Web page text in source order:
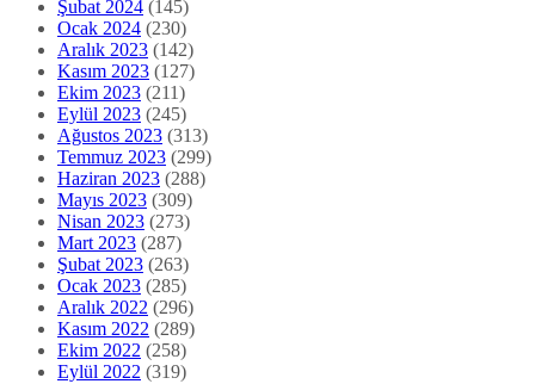
Şubat 2024 (145)
Ocak 2024 (230)
Aralık 2023 (142)
Kasım 2023 (127)
Ekim 2023 (211)
Eylül 2023 (245)
Ağustos 2023 (313)
Temmuz 2023 (299)
Haziran 2023 (288)
Mayıs 2023 (309)
Nisan 2023 (273)
Mart 2023 (287)
Şubat 2023 (263)
Ocak 2023 (285)
Aralık 2022 (296)
Kasım 2022 (289)
Ekim 2022 (258)
Eylül 2022 (319)